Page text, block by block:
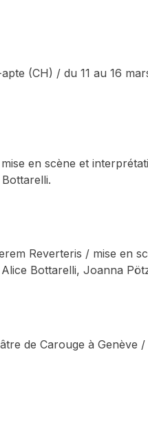
(CH) / du 11 au 16
en scène et
Reverteris / mise en
Bottarelli, Joanna
de Carouge à